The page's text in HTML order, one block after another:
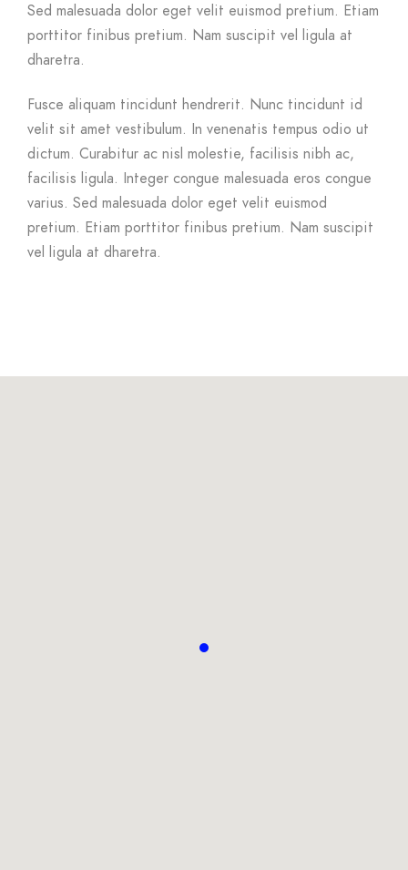
Sed malesuada dolor eget velit euismod pretium. Etiam
porttitor finibus pretium. Nam suscipit vel ligula at
dharetra.
Fusce aliquam tincidunt hendrerit. Nunc tincidunt id
velit sit amet vestibulum. In venenatis tempus odio ut
dictum. Curabitur ac nisl molestie, facilisis nibh ac,
facilisis ligula. Integer congue malesuada eros congue
varius. Sed malesuada dolor eget velit euismod
pretium. Etiam porttitor finibus pretium. Nam suscipit
vel ligula at dharetra.